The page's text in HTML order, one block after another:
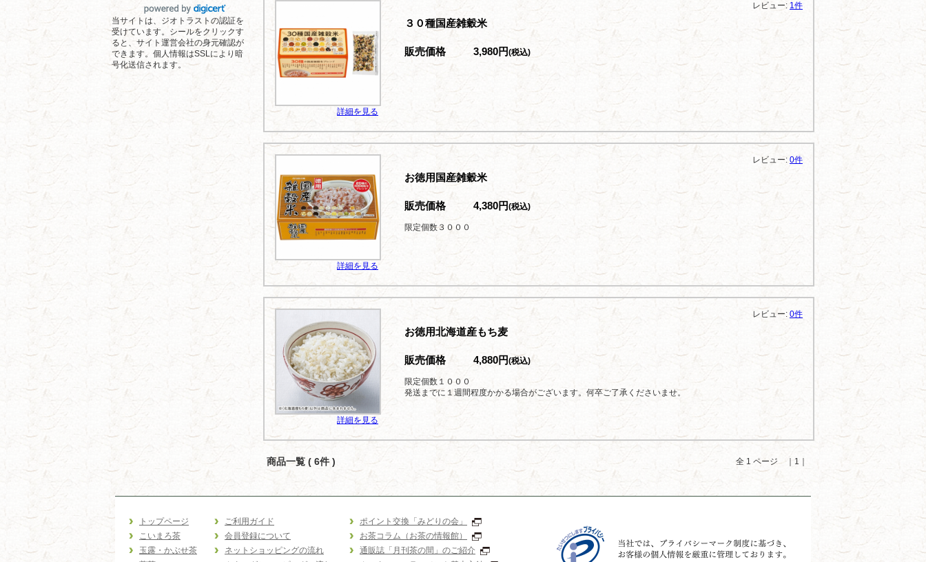
当サイトは、ジオトラストの認証を
受けています。シールをクリックす
ると、サイト運営会社の身元確認が
できます。個人情報はSSLにより暗
号化送信されます。
詳細を見る
レビュー: 1件
３０種国産雑穀米
販売価格 3,980円(税込)
詳細を見る
レビュー: 0件
お徳用国産雑穀米
販売価格 4,380円(税込)
限定個数３０００
詳細を見る
レビュー: 0件
お徳用北海道産もち麦
販売価格 4,880円(税込)
限定個数１０００
発送までに１週間程度かかる場合がございます。何卒ご了承くださいませ。
商品一覧 ( 6件 ) 全 1 ページ ｜1｜
トップページ
こいまろ茶
玉露・かぶせ茶
ご利用ガイド
会員登録について
ネットショッピングの流れ
ポイント交換「みどりの会」
お茶コラム（お茶の情報館）
通販誌「月刊茶の間」のご紹介